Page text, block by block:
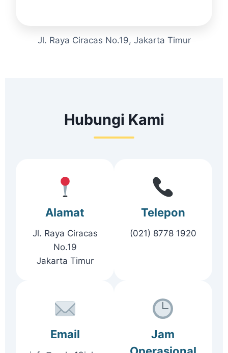
Jl. Raya Ciracas No.19, Jakarta Timur
Hubungi Kami
Alamat
Jl. Raya Ciracas
No.19
Jakarta Timur
Telepon
(021) 8778 1920
Email
Jam